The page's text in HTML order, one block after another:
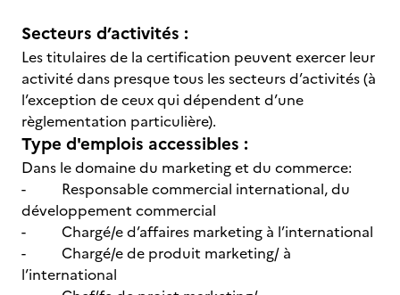
Secteurs d’activités :
Les titulaires de la certification peuvent exercer leur
activité dans presque tous les secteurs d’activités (à
l’exception de ceux qui dépendent d’une
règlementation particulière).
Type d'emplois accessibles :
Dans le domaine du marketing et du commerce:
- Responsable commercial international, du
développement commercial
- Chargé/e d’affaires marketing à l’international
- Chargé/e de produit marketing/ à
l’international